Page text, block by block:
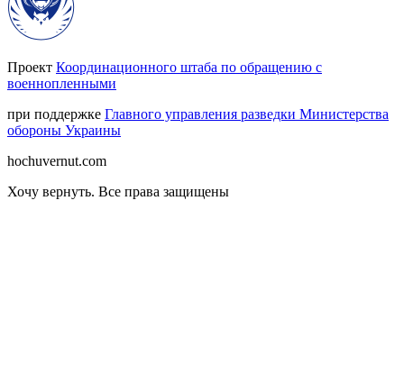
Проект Координационного штаба по обращению с
военнопленными
при поддержке Главного управления разведки Министерства
обороны Украины
hochuvernut.com
Хочу вернуть. Все права защищены